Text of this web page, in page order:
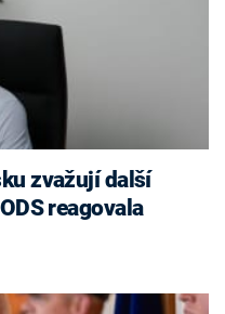
reagovala